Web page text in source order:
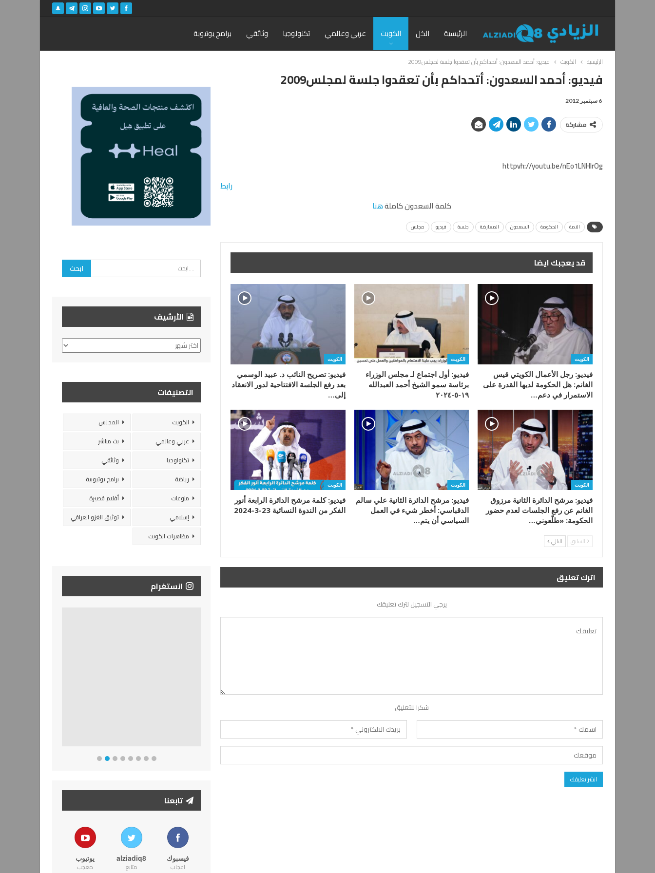
الرئيسية الكل الكويت عربي وعالمي تكنولوجيا وثائقي برامج يوتيوبة
الرئيسية الكويت فيديو: أحمد السعدون: أتحداكم بأن تعقدوا جلسة لمجلس2009
فيديو: أحمد السعدون: أتحداكم بأن تعقدوا جلسة لمجلس2009
6 سبتمبر 2012
مشاركة
httpvh://youtu.be/nEo1LNHIrOg
رابط
كلمة السعدون كاملةهنا
الامة الحكومة السعدون المعارضة جلسة فيديو مجلس
قد يعجبك ايضا
الكويت
فيديو: رجل الأعمال الكويتي قيس
الغانم: هل الحكومة لديها القدرة على
الاستمرار في دعم…
الكويت
فيديو: أول اجتماع لـ مجلس الوزراء
برئاسة سمو الشيخ أحمد العبدالله
١٩-٥-٢٠٢٤
الكويت
فيديو: تصريح النائب د. عبيد الوسمي
بعد رفع الجلسة الافتتاحية لدور الانعقاد
إلى…
الكويت
فيديو: مرشح الدائرة الثانية مرزوق
الغانم عن رفع الجلسات لعدم حضور
الحكومة: «طلّعوني…
الكويت
فيديو: مرشح الدائرة الثانية علي سالم
الدقباسي: أخطر شيء في العمل
السياسي أن يتم…
الكويت
فيديو: كلمة مرشح الدائرة الرابعة أنور
الفكر من الندوة النسائية 23-3-2024
السابق التالي
اترك تعليق
يرجي التسجيل لترك تعليقك
شكرا للتعليق
الأرشيف
الأرشيف
التصنيفات
الكويت
المجلس
عربي وعالمي
بث مباشر
تكنولوجيا
وثائقي
رياضة
برامج يوتيوبية
منوعات
أفلام قصيرة
إسلامي
توثيق الغزو العراقي
مظاهرات الكويت
انستغرام
تابعنا
فيسبوك
اعجاب
alziadiq8
متابع
يوتيوب
معجب